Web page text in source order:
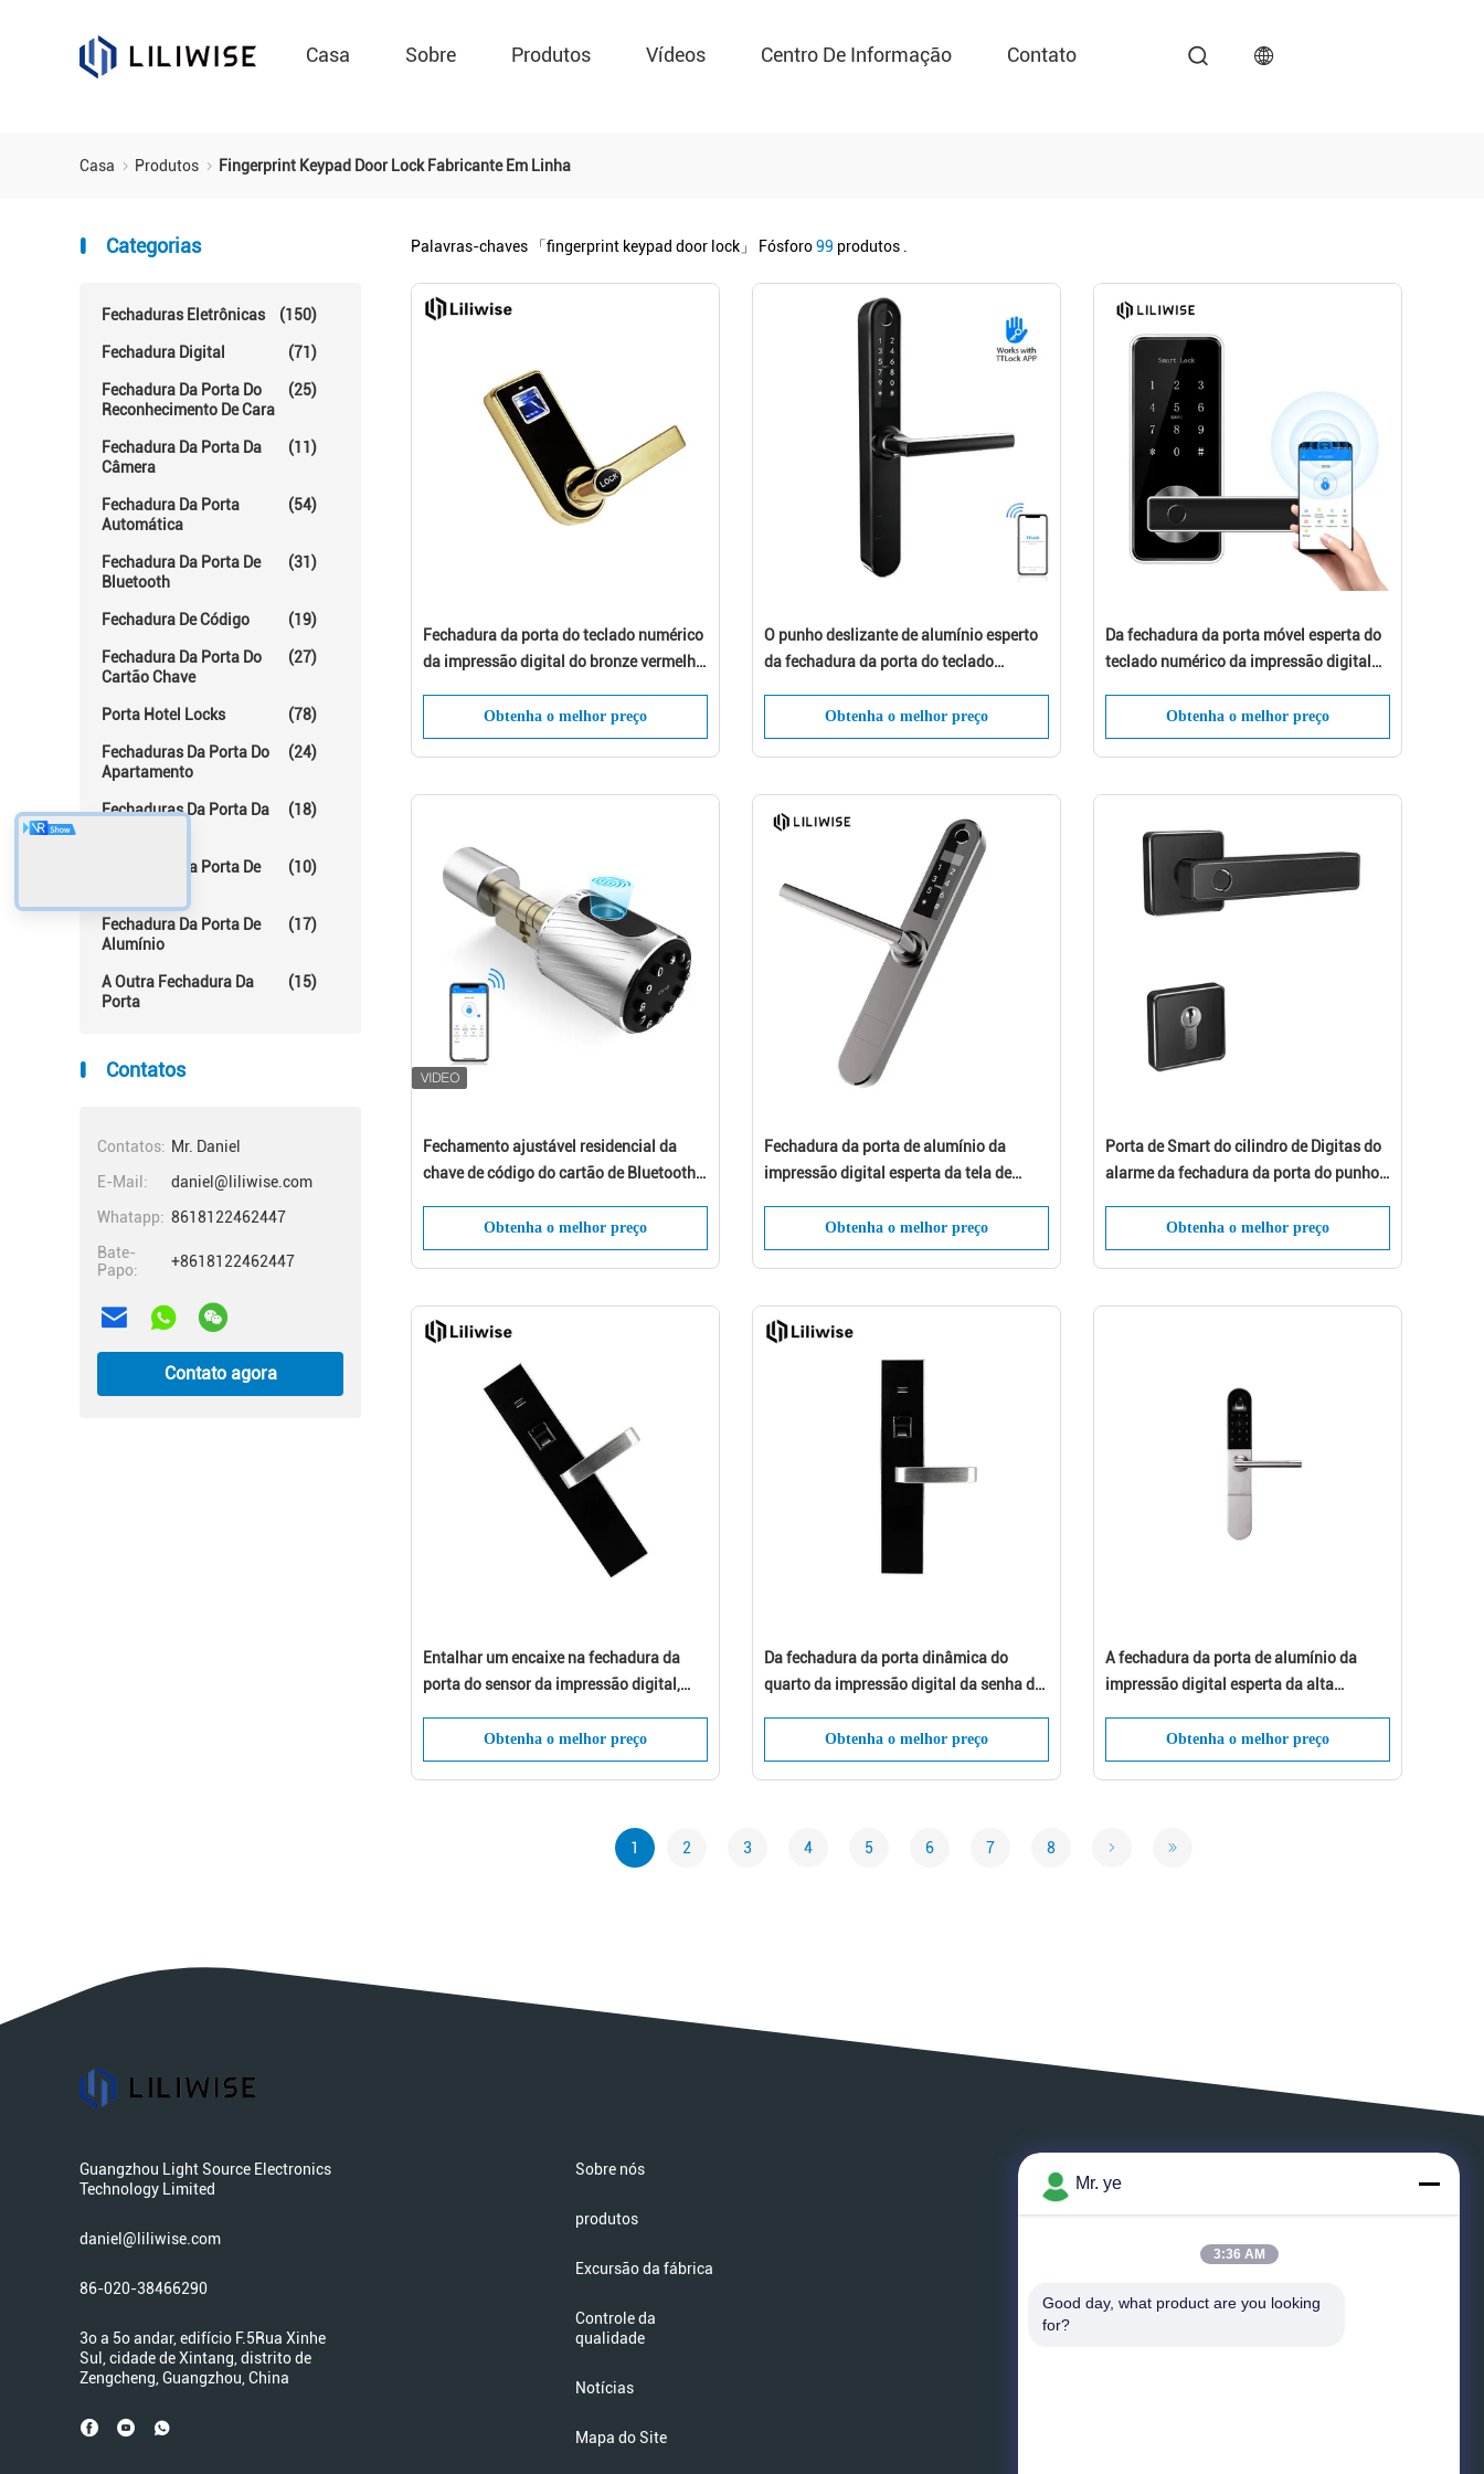
Casa Sobre Produtos Vídeos Centro De Informação Contato
Casa Produtos Fingerprint Keypad Door Lock Fabricante Em Linha
Categorias
Fechaduras Eletrônicas (150)
Fechadura Digital (71)
Fechadura Da Porta Do
Reconhecimento De Cara
(25)
Fechadura Da Porta Da
Câmera
(11)
Fechadura Da Porta
Automática
(54)
Fechadura Da Porta De
Bluetooth
(31)
Fechadura De Código (19)
Fechadura Da Porta Do
Cartão Chave
(27)
Porta Hotel Locks (78)
Fechaduras Da Porta Do
Apartamento
(24)
Fechaduras Da Porta Da
(18)
Fechadura Da Porta De
(10)
Fechadura Da Porta De
Alumínio
(17)
A Outra Fechadura Da
Porta
(15)
Contatos
Contatos: Mr. Daniel
E-Mail:
daniel@liliwise.com
Whatapp: 8618122462447
Bate-
Papo:
+8618122462447
Contato agora
Palavras-chaves 「fingerprint keypad door lock」 Fósforo99 produtos .
Fechadura da porta do teclado numérico
da impressão digital do bronze vermelho,
segurança para o apartamento
Obtenha o melhor preço
O punho deslizante de alumínio esperto
da fechadura da porta do teclado
um encaixe emObtenha o melhor preço
Da fechadura da porta móvel esperta do
teclado numérico da impressão digital
Obtenha o melhor preço
Fechamento ajustável residencial da
chave de código do cartão de Bluetooth
impressão digital
Obtenha o melhor preço
Fechadura da porta de alumínio da
impressão digital esperta da tela de
Obtenha o melhor preço
Porta de Smart do cilindro de Digitas do
alarme da fechadura da porta do punho
Obtenha o melhor preço
Entalhar um encaixe na fechadura da
porta do sensor da impressão digital,
residencialObtenha o melhor preço
Da fechadura da porta dinâmica do
quarto da impressão digital da senha do
Obtenha o melhor preço
A fechadura da porta de alumínio da
impressão digital esperta da alta
Obtenha o melhor preço
1 2 3 4 5 6 7 8
Guangzhou Light Source Electronics
Technology Limited
daniel@liliwise.com
86-020-38466290
3o a 5o andar, edifício F.5Rua Xinhe
Sul, cidade de Xintang, distrito de
Zengcheng, Guangzhou, China
Sobre nós
produtos
Excursão da fábrica
Controle da
qualidade
Notícias
Mapa do Site
*E-mail
Deixe uma mensagem Em breve retornaremos
a ligação!
Mr. ye
3:36 AM
Good day, what product are you looking
for?